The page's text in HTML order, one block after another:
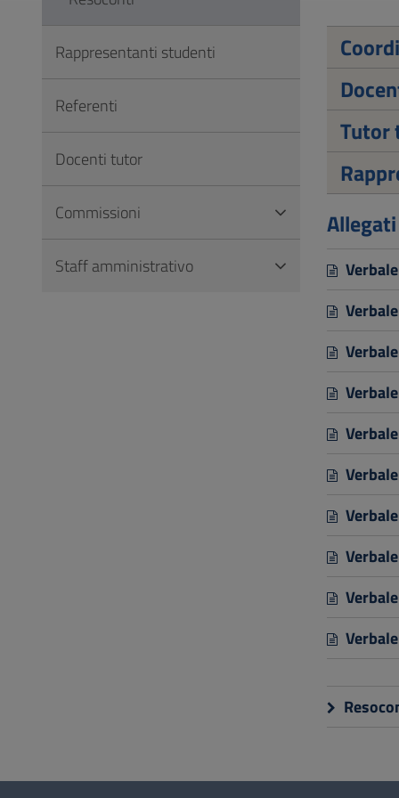
Footer
Tutor
Allegati
Rappresentanti studenti
Referenti
Docenti tutor
Commissioni
Staff amministrativo